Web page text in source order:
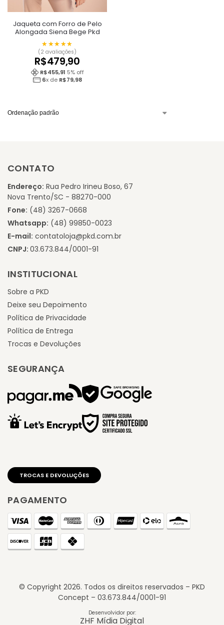
Jaqueta com Forro de Pelo
Alongada Siena Bege Pkd
R$479,90
★★★★★
★★★★★
(2 avaliações)
R$455,91 5% off
6x de R$79,98
CONTATO
Endereço: Rua Pedro Irineu Boso, 67
Nova Trento/SC - 88270-000
Fone: (48) 3267-0668
Whatsapp: (48) 99850-0023
E-mail: contatoloja@pkd.com.br
CNPJ: 03.673.844/0001-91
INSTITUCIONAL
Sobre a PKD
Deixe seu Depoimento
Política de Privacidade
Política de Entrega
Trocas e Devoluções
SEGURANÇA
PAGAMENTO
© Copyright 2026. Todos os direitos reservados – PKD
Concept – 03.673.844/0001-91
Desenvolvidor por:
ZHF Mídia Digital